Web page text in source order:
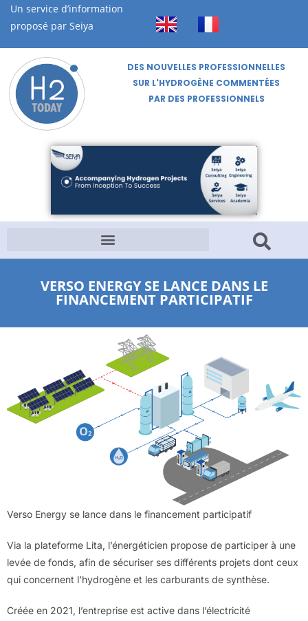
Un service d’information
proposé par Seiya
DES NOUVELLES PROFESSIONNELLES
SUR L'HYDROGÈNE COMMENTÉES
PAR DES PROFESSIONNELS
VERSO ENERGY SE LANCE DANS LE
FINANCEMENT PARTICIPATIF
Verso Energy se lance dans le financement participatif
Via la plateforme Lita, l’énergéticien propose de participer à une
levée de fonds, afin de sécuriser ses différents projets dont ceux
qui concernent l’hydrogène et les carburants de synthèse.
Créée en 2021, l’entreprise est active dans l’électricité